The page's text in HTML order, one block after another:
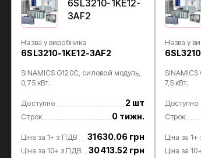
6SL3210-1KE12-
3AF2
Назва у виробника
6SL3210-1KE12-3AF2
SINAMICS G120C, силовой модуль,
0,75 кВт.
Доступно 2 шт
Строк 0 тижн.
Ціна за 1+ з ПДВ 31630.06 грн
Ціна за 10+ з ПДВ 30413.52 грн
Назва у
7,5 кВт.
Доступно
Строк
Ціна за
Ціна за